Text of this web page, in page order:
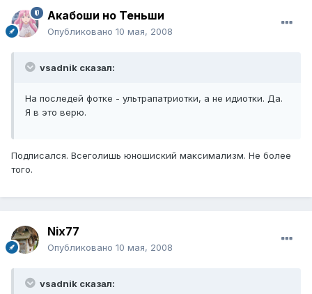
Акабоши но Теньши
Опубликовано 10 мая, 2008
vsadnik сказал:
На последей фотке - ультрапатриотки, а не идиотки. Да.
Я в это верю.
Подписался. Всеголишь юношиский максимализм. Не более
того.
Nix77
Опубликовано 10 мая, 2008
vsadnik сказал: